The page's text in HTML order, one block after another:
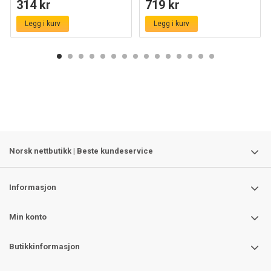
Dokumenter og attester:
-RoHS CE sertifikat
-LVD CE sertifikat
314 kr
Legg i kurv
719 kr
Legg i kurv
Norsk nettbutikk | Beste kundeservice
Informasjon
Min konto
Butikkinformasjon